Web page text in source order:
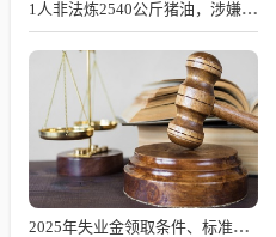
1人非法炼2540公斤猪油，涉嫌何罪？
2025年失业金领取条件、标准及发放时长解析